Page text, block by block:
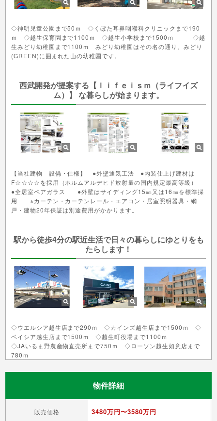
◇神明児童公園まで50ｍ ◇くぼた耳鼻咽喉科クリニックまで190
ｍ ◇越生保育園まで1100ｍ ◇越生小学校まで1500ｍ ◇越
生みどり幼稚園まで1100ｍ みどり幼稚園はその名の通り、みどり
(GREEN)に囲まれた山の幼稚園です。
西武開発が提案する【ｌｉｆｅｉｓｍ（ライフイズ
ム）】 な暮らしが始まります。
【当社建物 設備・仕様】 ●外壁通気工法 ●内装仕上げ建材は
F☆☆☆☆を採用（ホルムアルデヒド放射量の国内規定最高等級）
●全居室ペアガラス ●外壁はサイディング15㎜又は16㎜を標準採
用 ※カーテン・カーテンレール・エアコン・居室照明器具・網
戸・建物20年保証は別途費用がかかります。
駅から徒歩4分の駅近生活で日々の暮らしにゆとりをも
たらします！
◇ウエルシア越生店まで290ｍ ◇カインズ越生店まで1500ｍ ◇
ベイシア越生店まで1500ｍ ◇越生町役場まで1100ｍ
◇JAいるま野農産物直売所まで750ｍ ◇ローソン越生如意店まで
780ｍ
物件詳細
販売価格 3480万円〜3580万円